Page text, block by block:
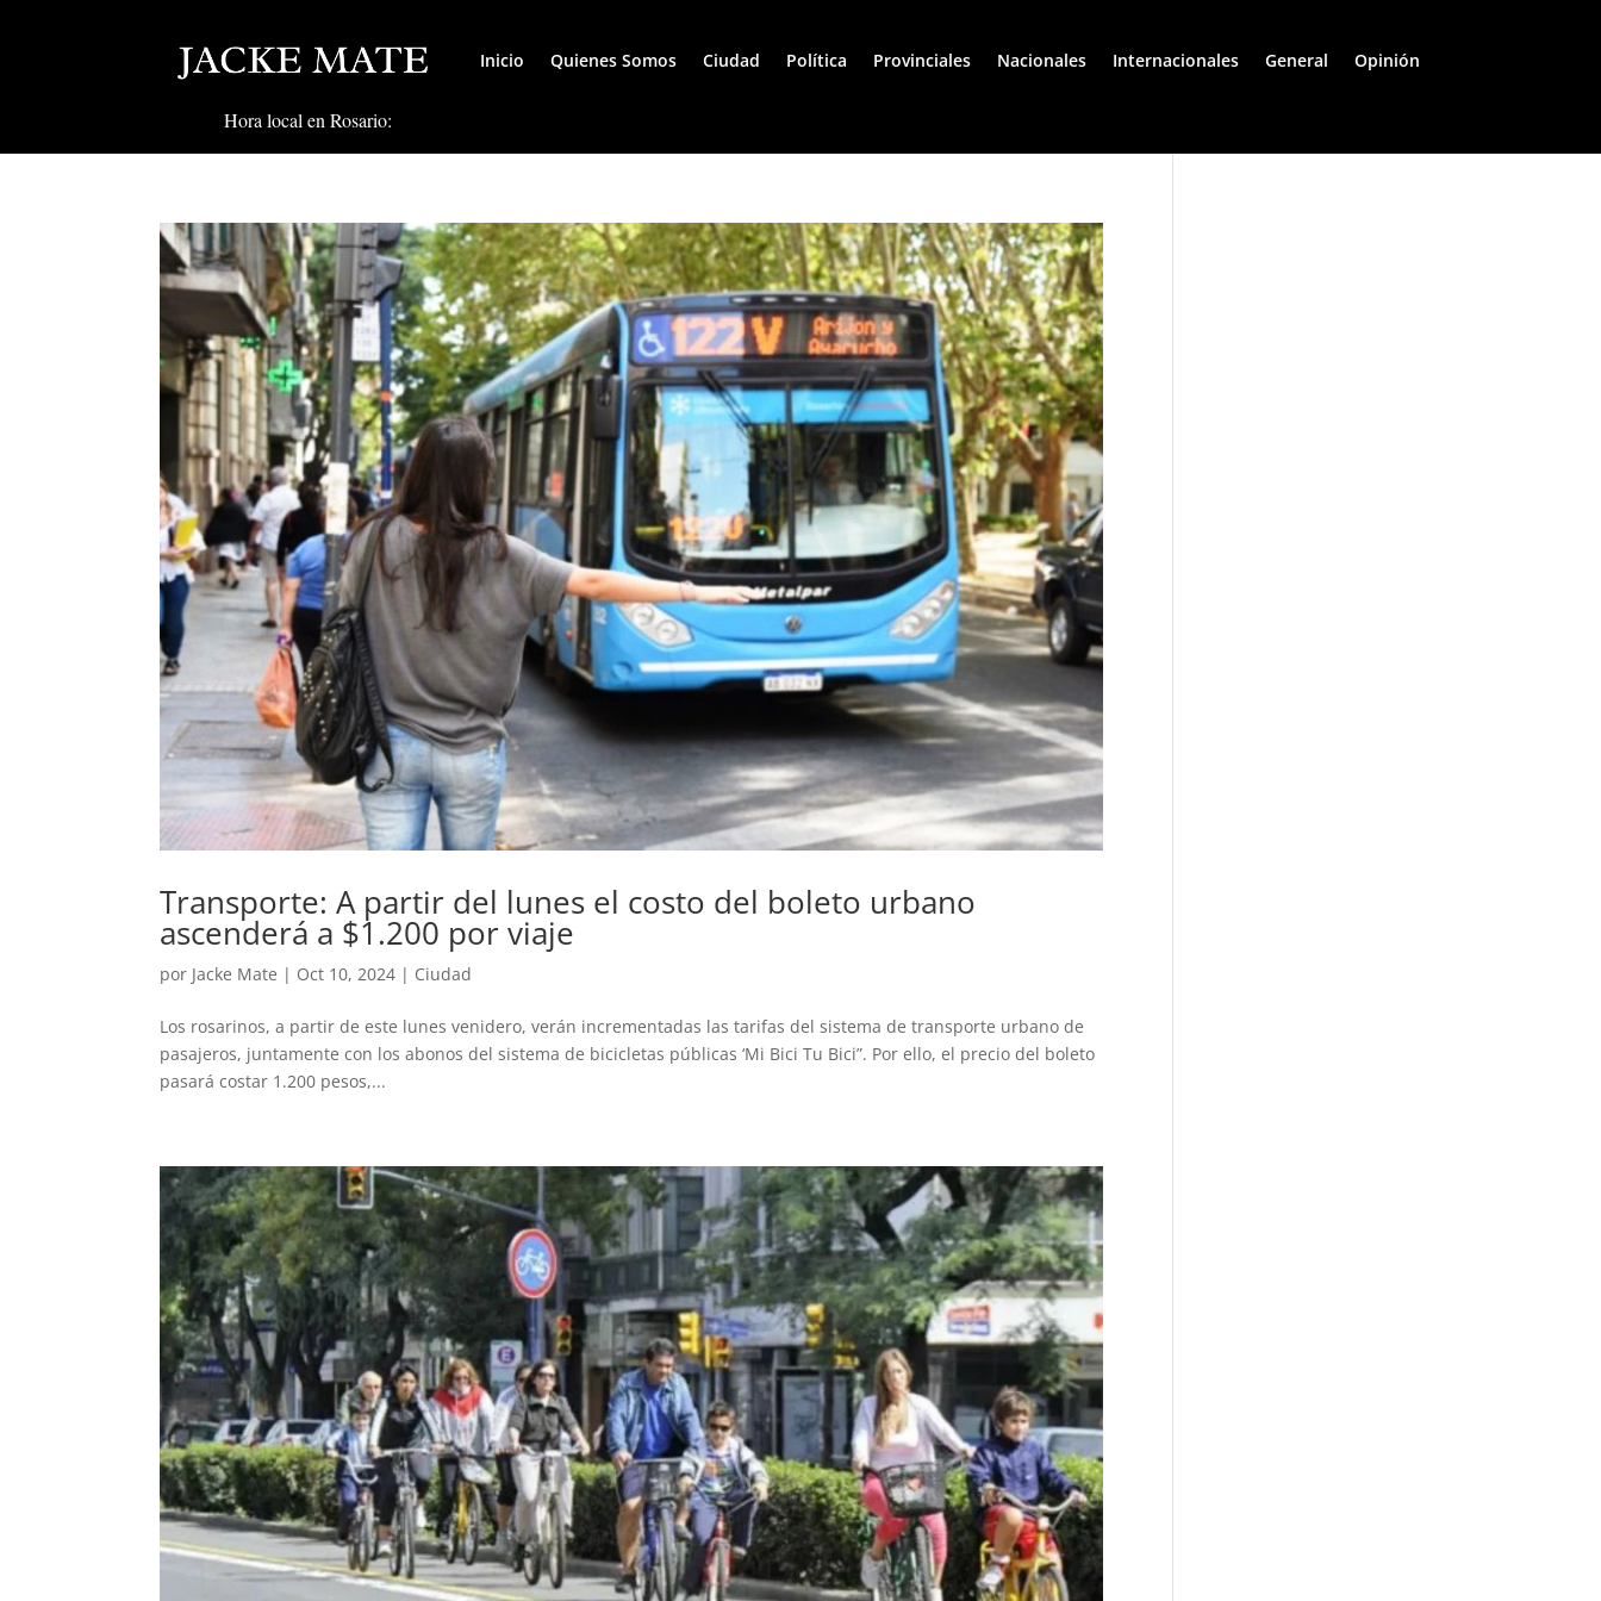
Inicio Quienes Somos Ciudad Política Provinciales Nacionales Internacionales General Opinión
Hora local en Rosario:
Transporte: A partir del lunes el costo del boleto urbano
ascenderá a $1.200 por viaje
por Jacke Mate | Oct 10, 2024 | Ciudad
Los rosarinos, a partir de este lunes venidero, verán incrementadas las tarifas del sistema de transporte urbano de
pasajeros, juntamente con los abonos del sistema de bicicletas públicas ‘Mi Bici Tu Bici”. Por ello, el precio del boleto
pasará costar 1.200 pesos,...